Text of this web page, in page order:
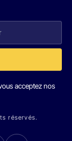
acceptez nos
réservés.